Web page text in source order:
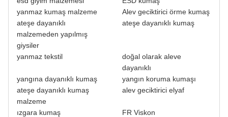
yanmaz kumaş malzeme
Alev geciktirici örme kumaş
ateşe dayanıklı
malzemeden yapılmış
giysiler
ateşe dayanıklı kumaş
yanmaz tekstil
doğal olarak aleve
dayanıklı
yangına dayanıklı kumaş
yangın koruma kumaşı
ateşe dayanıklı kumaş
malzeme
alev geciktirici elyaf
ızgara kumaş
FR Viskon